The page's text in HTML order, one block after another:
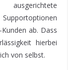
ab. Dass
hierbei
von selbst.